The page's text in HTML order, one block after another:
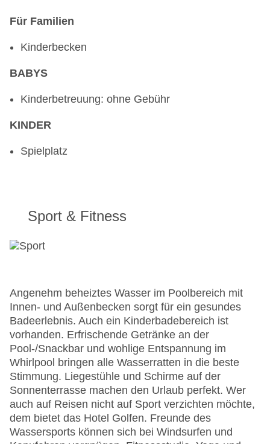
Für Familien
Kinderbecken
BABYS
Kinderbetreuung: ohne Gebühr
KINDER
Spielplatz
Sport & Fitness
Angenehm beheiztes Wasser im Poolbereich mit
Innen- und Außenbecken sorgt für ein gesundes
Badeerlebnis. Auch ein Kinderbadebereich ist
vorhanden. Erfrischende Getränke an der
Pool-/Snackbar und wohlige Entspannung im
Whirlpool bringen alle Wasserratten in die beste
Stimmung. Liegestühle und Schirme auf der
Sonnenterrasse machen den Urlaub perfekt. Wer
auch auf Reisen nicht auf Sport verzichten möchte,
dem bietet das Hotel Golfen. Freunde des
Wassersports können sich bei Windsurfen und